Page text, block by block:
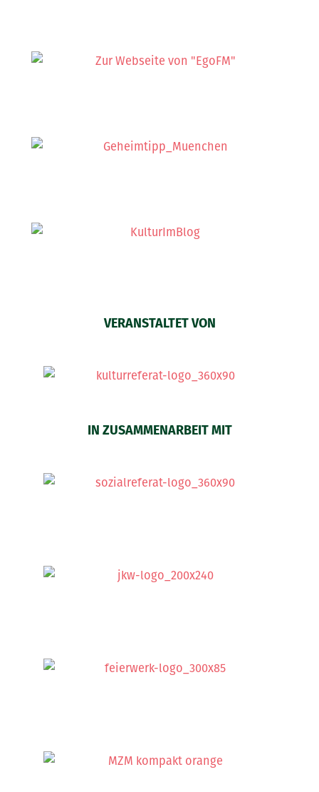
VERANSTALTET VON
IN ZUSAMMENARBEIT MIT